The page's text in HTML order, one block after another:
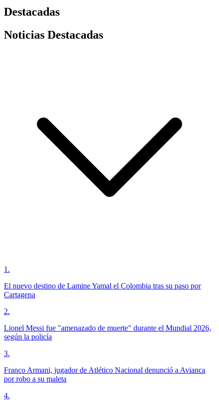
Destacadas
Noticias Destacadas
1 .
El nuevo destino de Lamine Yamal el Colombia tras su paso por
Cartagena
2.
Lionel Messi fue "amenazado de muerte" durante el Mundial 2026,
según la policía
3.
Franco Armani, jugador de Atlético Nacional denunció a Avianca
por robo a su maleta
4.